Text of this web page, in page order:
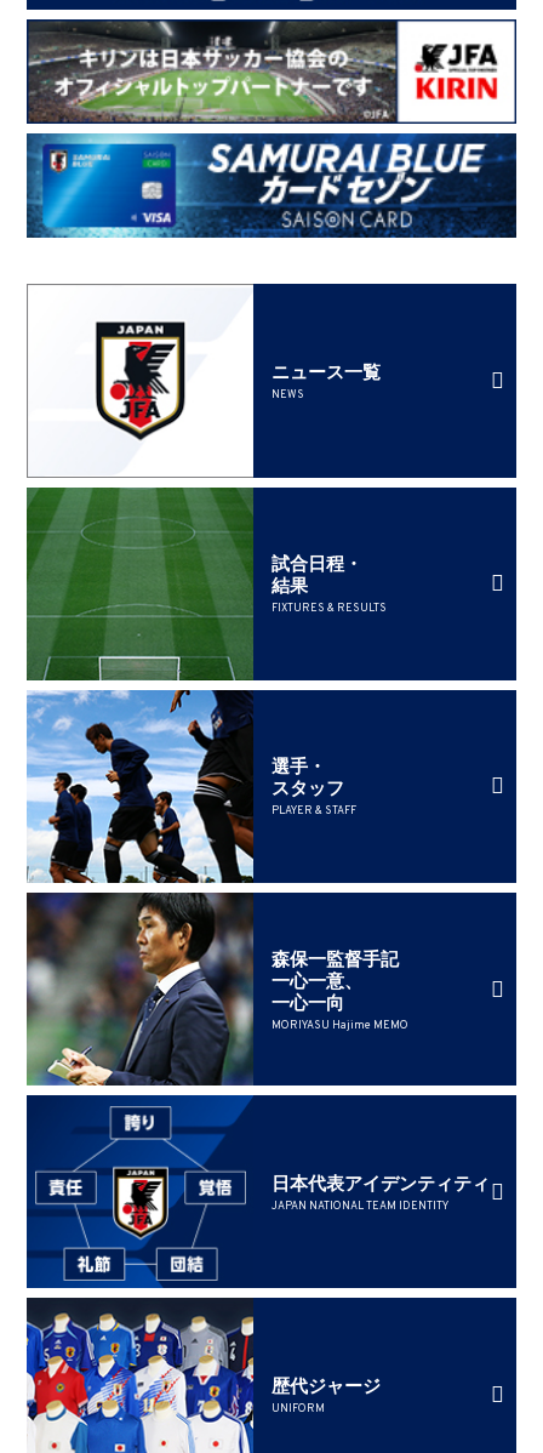
ニュース一覧
NEWS
試合日程・
結果
FIXTURES & RESULTS
選手・
スタッフ
PLAYER & STAFF
森保一監督手記
一心一意、
一心一向
MORIYASU Hajime MEMO
日本代表アイデンティティ
JAPAN NATIONAL TEAM IDENTITY
歴代ジャージ
UNIFORM